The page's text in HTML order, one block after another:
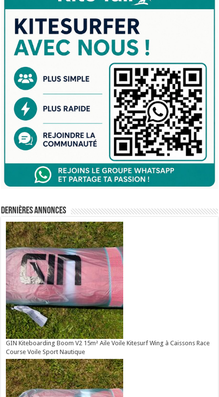
Dernières annonces
GIN Kiteboarding Boom V2 15m² Aile Voile Kitesurf Wing à Caissons Race
Course Voile Sport Nautique